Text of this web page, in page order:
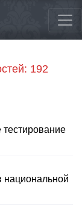
192
тестирование
национальной